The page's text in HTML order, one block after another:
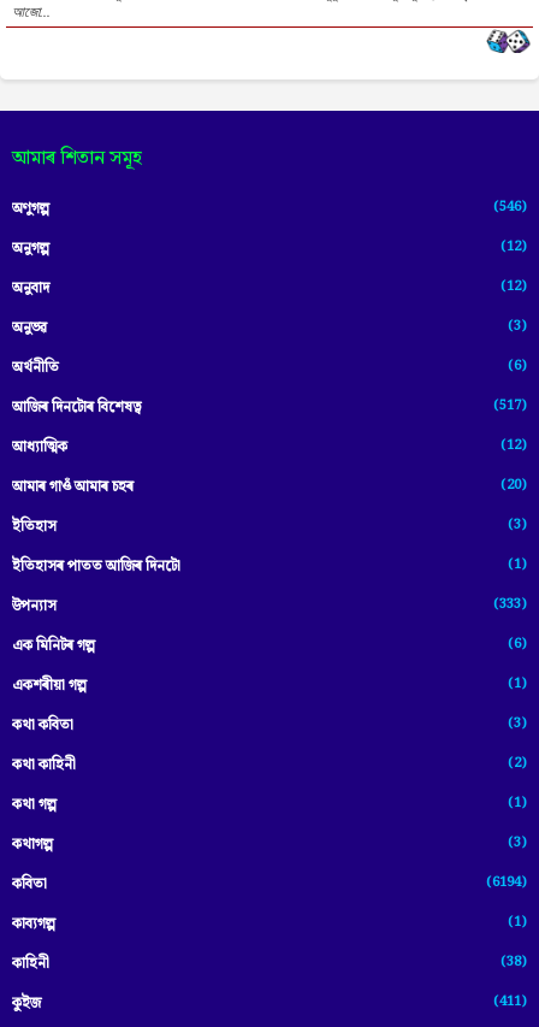
আজো...
আমাৰ শিতান সমূহ
অণুগল্প (546)
অনুগল্প (12)
অনুবাদ (12)
অনুভৱ (3)
অৰ্থনীতি (6)
আজিৰ দিনটোৰ বিশেষত্ব (517)
আধ্যাত্মিক (12)
আমাৰ গাওঁ আমাৰ চহৰ (20)
ইতিহাস (3)
ইতিহাসৰ পাতত আজিৰ দিনটো (1)
উপন্যাস (333)
এক মিনিটৰ গল্প (6)
একশৰীয়া গল্প (1)
কথা কবিতা (3)
কথা কাহিনী (2)
কথা গল্প (1)
কথাগল্প (3)
কবিতা (6194)
কাব্যগল্প (1)
কাহিনী (38)
কুইজ (411)